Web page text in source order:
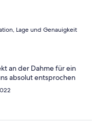
Lage und Genauigkeit
an der Dahme für ein
absolut entsprochen